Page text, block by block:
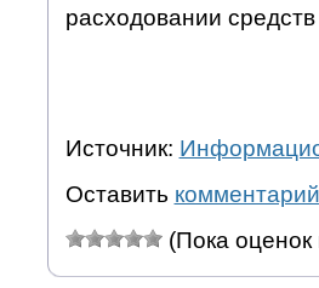
расходовании
Источник:
Оставить комментарий
(Пока оценок